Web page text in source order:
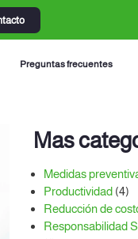
Preguntas frecuentes
Mas
Medidas
Productividad(4)
Reducción de
Responsabilidad